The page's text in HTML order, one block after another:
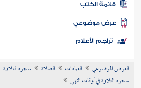
المكتبة
الكتب
موضوعي
تراجم الأعلام
العرض الموضوعي العبادات الصلاة
سجود التلاوة
سجود التلاوة في أوقات النهي